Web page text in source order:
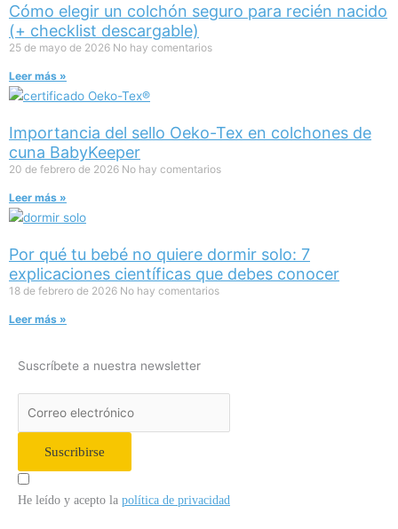
Cómo elegir un colchón seguro para recién nacido
(+ checklist descargable)
25 de mayo de 2026 No hay comentarios
Leer más »
Importancia del sello Oeko-Tex en colchones de
cuna BabyKeeper
20 de febrero de 2026 No hay comentarios
Leer más »
Por qué tu bebé no quiere dormir solo: 7
explicaciones científicas que debes conocer
18 de febrero de 2026 No hay comentarios
Leer más »
Suscríbete a nuestra newsletter
Suscribirse
He leído y acepto la política de privacidad